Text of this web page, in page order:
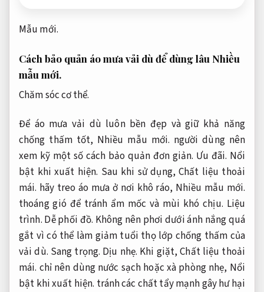
Mẫu mới.
Cách bảo quản áo mưa vải dù để dùng lâu Nhiều
mẫu mới.
Chăm sóc cơ thể.
Để áo mưa vải dù luôn bền đẹp và giữ khả năng
chống thấm tốt, Nhiều mẫu mới. người dùng nên
xem kỹ một số cách bảo quản đơn giản. Ưu đãi. Nổi
bật khi xuất hiện. Sau khi sử dụng,Chất liệu thoải
mái. hãy treo áo mưa ở nơi khô ráo, Nhiều mẫu mới.
thoáng gió để tránh ẩm mốc và mùi khó chịu. Liệu
trình. Dễ phối đồ. Không nên phơi dưới ánh nắng quá
gắt vì có thể làm giảm tuổi thọ lớp chống thấm của
vải dù. Sang trọng. Dịu nhẹ. Khi giặt,Chất liệu thoải
mái. chỉ nên dùng nước sạch hoặc xà phòng nhẹ, Nổi
bật khi xuất hiện. tránh các chất tẩy mạnh gây hư hại